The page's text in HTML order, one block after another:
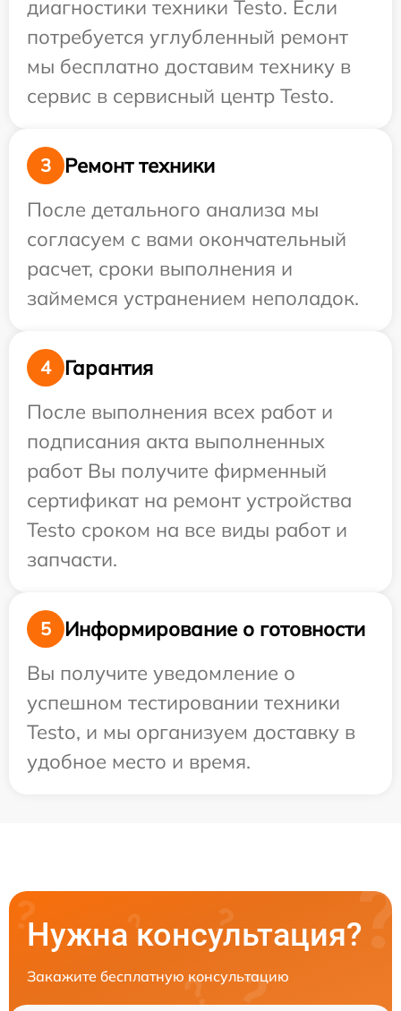
диагностики техники Testo. Если
потребуется углубленный ремонт
мы бесплатно доставим технику в
сервис в сервисный центр Testo.
3
Ремонт техники
После детального анализа мы
согласуем с вами окончательный
расчет, сроки выполнения и
займемся устранением неполадок.
4
Гарантия
После выполнения всех работ и
подписания акта выполненных
работ Вы получите фирменный
сертификат на ремонт устройства
Testo сроком на все виды работ и
запчасти.
5
Информирование о готовности
Вы получите уведомление о
успешном тестировании техники
Testo, и мы организуем доставку в
удобное место и время.
Нужна консультация?
Закажите бесплатную консультацию